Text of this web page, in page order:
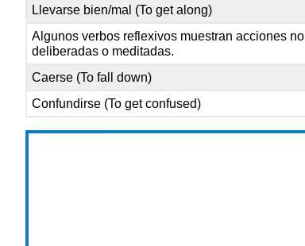
Llevarse bien/mal (To get along)
Algunos verbos reflexivos muestran acciones no
deliberadas o meditadas.
Caerse (To fall down)
Confundirse (To get confused)